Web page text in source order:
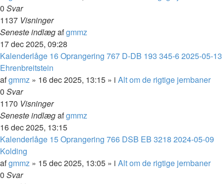
0 Svar
1137 Visninger
Seneste indlægafgmmz
17 dec 2025, 09:28
Kalenderlåge 16 Oprangering 767 D-DB 193 345-6 2025-05-13
Ehrenbreitstein
afgmmz » 16 dec 2025, 13:15 » i Alt om de rigtige jernbaner
0 Svar
1170 Visninger
Seneste indlægafgmmz
16 dec 2025, 13:15
Kalenderlåge 15 Oprangering 766 DSB EB 3218 2024-05-09
Kolding
afgmmz » 15 dec 2025, 13:05 » i Alt om de rigtige jernbaner
0 Svar